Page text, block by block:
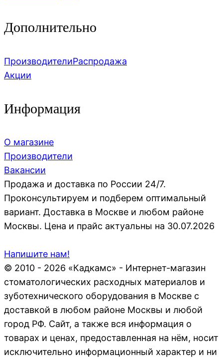
Дополнительно
ПроизводителиРаспродажа
Акции
Информация
О магазине
Производители
Вакансии
Продажа и доставка по России 24/7.
Проконсультируем и подберем оптимальный
вариант. Доставка в Москве и любом районе
Москвы. Цена и прайс актуальны на 30.07.2026
Напишите нам!
© 2010 - 2026 «Кадкамс» - Интернет-магазин
стоматологических расходных материалов и
зуботехнического оборудования в Москве с
доставкой в любом районе Москвы и любой
город РФ. Сайт, а также вся информация о
товарах и ценах, предоставленная на нём, носит
исключительно информационный характер и ни